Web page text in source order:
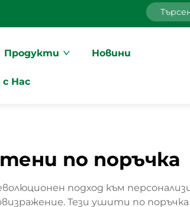
Продукти Новини
Нас
по поръчка
подход към
Тези ушити по